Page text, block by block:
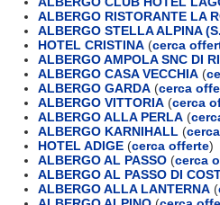
ALBERGO RISTORANTE LA
ALBERGO STELLA ALPINA
HOTEL CRISTINA (cerca
ALBERGO AMPOLA SNC DI
ALBERGO CASA VECCHIA (
ALBERGO GARDA (cerca
ALBERGO VITTORIA (cerca
ALBERGO ALLA PERLA (
ALBERGO KARNIHALL (
HOTEL ADIGE (cerca offerte)
ALBERGO AL PASSO (cerca
ALBERGO AL PASSO DI
ALBERGO ALLA LANTERNA (